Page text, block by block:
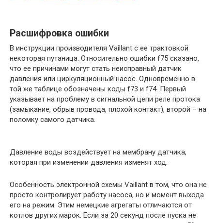
Расшифровка ошибки
В инструкции производителя Vaillant с ее трактовкой
некоторая путаница. Относительно ошибки f75 сказано,
что ее причинами могут стать неисправный датчик
давления или циркуляционный насос. Одновременно в
той же таблице обозначены коды f73 и f74. Первый
указывает на проблему в сигнальной цепи реле протока
(замыкание, обрыв провода, плохой контакт), второй – на
поломку самого датчика.
Давление воды воздействует на мембрану датчика,
которая при изменении давления изменят ход.
Особенность электронной схемы Vaillant в том, что она не
просто контролирует работу насоса, но и момент выхода
его на режим. Этим немецкие агрегаты отличаются от
котлов других марок. Если за 20 секунд после пуска не